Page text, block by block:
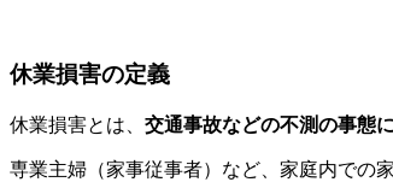
休業損害の定義
休業損害とは、 交通事故などの不測の事態
専業主婦（家事従事者）など、家庭内での